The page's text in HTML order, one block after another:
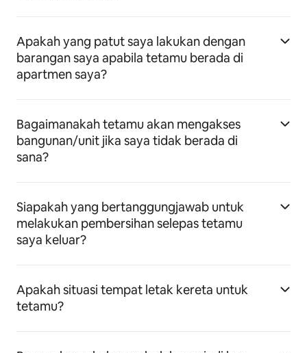
Apakah yang patut saya lakukan dengan
barangan saya apabila tetamu berada di
apartmen saya?
Bagaimanakah tetamu akan mengakses
bangunan/unit jika saya tidak berada di
sana?
Siapakah yang bertanggungjawab untuk
melakukan pembersihan selepas tetamu
saya keluar?
Apakah situasi tempat letak kereta untuk
tetamu?